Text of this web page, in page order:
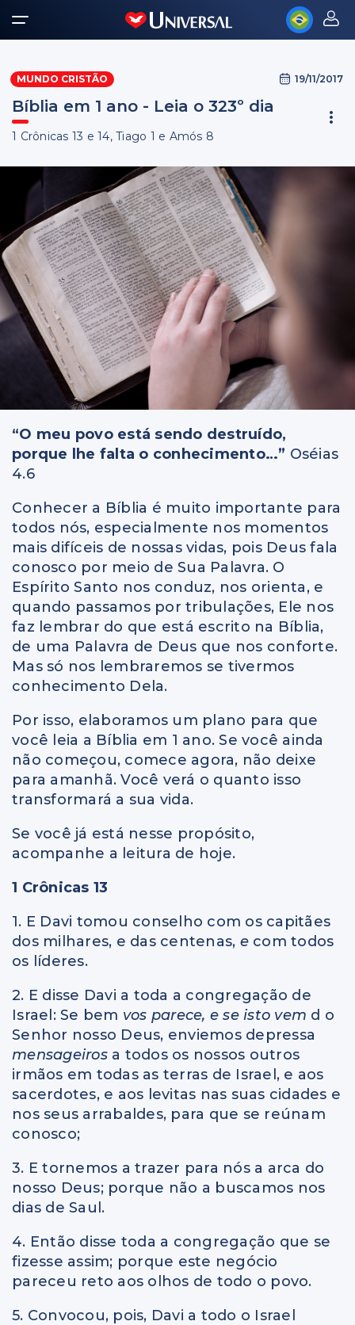
MUNDO CRISTÃO 19/11/2017
Bíblia em 1 ano - Leia o 323º dia
1 Crônicas 13 e 14, Tiago 1 e Amós 8
“O meu povo está sendo destruído,
porque lhe falta o conhecimento…” Oséias
4.6
Conhecer a Bíblia é muito importante para
todos nós, especialmente nos momentos
mais difíceis de nossas vidas, pois Deus fala
conosco por meio de Sua Palavra. O
Espírito Santo nos conduz, nos orienta, e
quando passamos por tribulações, Ele nos
faz lembrar do que está escrito na Bíblia,
de uma Palavra de Deus que nos conforte.
Mas só nos lembraremos se tivermos
conhecimento Dela.
Por isso, elaboramos um plano para que
você leia a Bíblia em 1 ano. Se você ainda
não começou, comece agora, não deixe
para amanhã. Você verá o quanto isso
transformará a sua vida.
Se você já está nesse propósito,
acompanhe a leitura de hoje.
1 Crônicas 13
1. E Davi tomou conselho com os capitães
dos milhares, e das centenas, e com todos
os líderes.
2. E disse Davi a toda a congregação de
Israel: Se bem vos parece, e se isto vem d o
Senhor nosso Deus, enviemos depressa
mensageiros a todos os nossos outros
irmãos em todas as terras de Israel, e aos
sacerdotes, e aos levitas nas suas cidades e
nos seus arrabaldes, para que se reúnam
conosco;
3. E tornemos a trazer para nós a arca do
nosso Deus; porque não a buscamos nos
dias de Saul.
4. Então disse toda a congregação que se
fizesse assim; porque este negócio
pareceu reto aos olhos de todo o povo.
5. Convocou, pois, Davi a todo o Israel